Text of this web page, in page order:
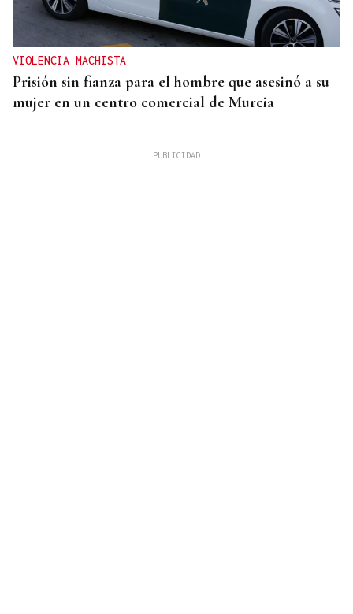
VIOLENCIA MACHISTA
Prisión sin fianza para el hombre que asesinó a su
mujer en un centro comercial de Murcia